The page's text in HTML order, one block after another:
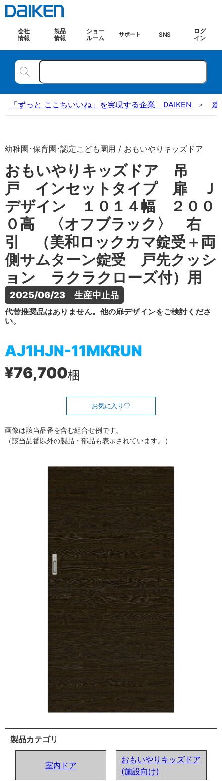
会社
情報
製品
情報
ショー
ルーム
サポート SNS
ログ
イン
「ずっと ここちいいね」を実現する企業 DAIKEN 建
幼稚園･保育園･認定こども園用 / おもいやりキッズドア
おもいやりキッズドア 吊
戸 インセットタイプ 扉 Ｊ
デザイン １０１４幅 ２００
０高 〈オフブラック〉 右
引 （美和ロックカマ錠受＋両
側サムターン錠受 戸先クッシ
ョン ラクラクローズ付）用
2025/06/23　生産中止品
代替推奨品はありません。他の扉デザインをご検討くださ
い。
AJ1HJN-11MKRUN
¥76,700梱
お気に入り
画像は該当品番を含む組合せ例です。
（該当品番以外の製品・部品も表示されています。）
製品カテゴリ
室内ドア
おもいやりキッズドア
(施設向け)